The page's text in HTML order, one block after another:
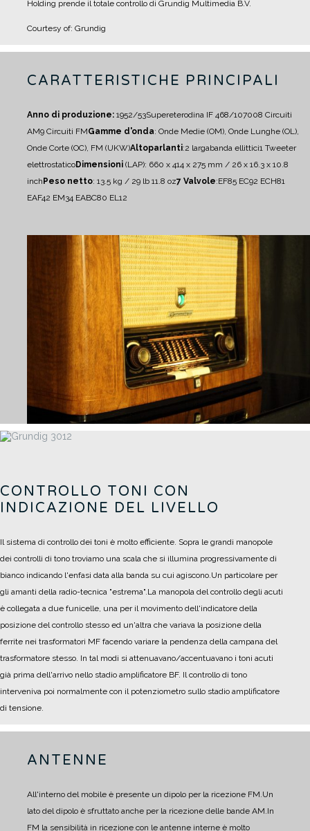
Holding prende il totale controllo di Grundig Multimedia B.V.
Courtesy of: Grundig
CARATTERISTICHE PRINCIPALI
Anno di produzione: 1952/53Supereterodina IF 468/107008 Circuiti
AM9 Circuiti FMGamme d'onda: Onde Medie (OM), Onde Lunghe (OL),
Onde Corte (OC), FM (UKW)Altoparlanti:2 largabanda ellittici1 Tweeter
elettrostaticoDimensioni (LAP): 660 x 414 x 275 mm / 26 x 16.3 x 10.8
inch Peso netto: 13.5 kg / 29 lb 11.8 oz7 Valvole:EF85 EC92 ECH81
EAF42 EM34 EABC80 EL12
CONTROLLO TONI CON
INDICAZIONE DEL LIVELLO
Il sistema di controllo dei toni è molto efficiente. Sopra le grandi manopole
dei controlli di tono troviamo una scala che si illumina progressivamente di
bianco indicando l'enfasi data alla banda su cui agiscono. Un particolare per
gli amanti della radio-tecnica "estrema". La manopola del controllo degli acuti
è collegata a due funicelle, una per il movimento dell'indicatore della
posizione del controllo stesso ed un'altra che variava la posizione della
ferrite nei trasformatori MF facendo variare la pendenza della campana del
trasformatore stesso. In tal modi si attenuavano/accentuavano i toni acuti
già prima dell'arrivo nello stadio amplificatore BF. Il controllo di tono
interveniva poi normalmente con il potenziometro sullo stadio amplificatore
di tensione.
ANTENNE
All'interno del mobile è presente un dipolo per la ricezione FM. Un
lato del dipolo è sfruttato anche per la ricezione delle bande AM. In
FM la sensibilità in ricezione con le antenne interne è molto